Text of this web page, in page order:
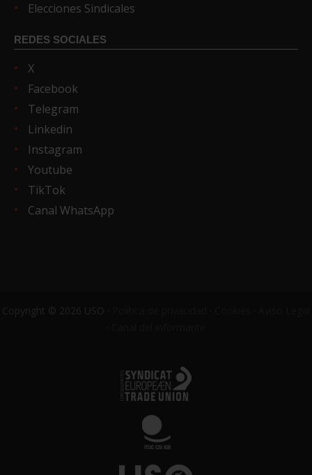
Elecciones Sindicales
REDES SOCIALES
X
Facebook
Telegram
Linkedin
Instagram
Youtube
TikTok
Canal WhatsApp
Copyright © 2026 USO ·